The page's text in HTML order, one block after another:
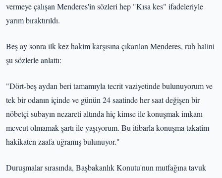
vermeye çalışan Menderes'in sözleri hep "Kısa kes" ifadeleriyle
yarım bıraktırıldı.
Beş ay sonra ilk kez hakim karşısına çıkarılan Menderes, ruh halini
şu sözlerle anlattı:
"Dört-beş aydan beri tamamıyla tecrit vaziyetinde bulunuyorum ve
tek bir odanın içinde ve günün 24 saatinde her saat değişen bir
nöbetçi subayın nezareti altında hiç kimse ile konuşmak imkanı
mevcut olmamak şartı ile yaşıyorum. Bu itibarla konuşma takatim
hakikaten zaafa uğramış bulunuyor."
Duruşmalar sırasında, Başbakanlık Konutu'nun mutfağına tavuk